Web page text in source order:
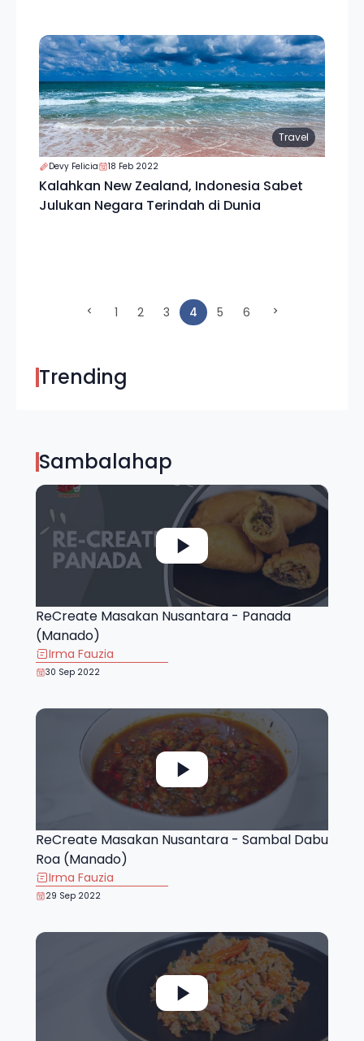
Travel
Devy Felicia 18 Feb 2022
Kalahkan New Zealand, Indonesia Sabet
Julukan Negara Terindah di Dunia
1 2 3 4(current)
5 6
Trending
Sambalahap
ReCreate Masakan Nusantara - Panada
(Manado)
Irma Fauzia
30 Sep 2022
ReCreate Masakan Nusantara - Sambal Dabu
Roa (Manado)
Irma Fauzia
29 Sep 2022